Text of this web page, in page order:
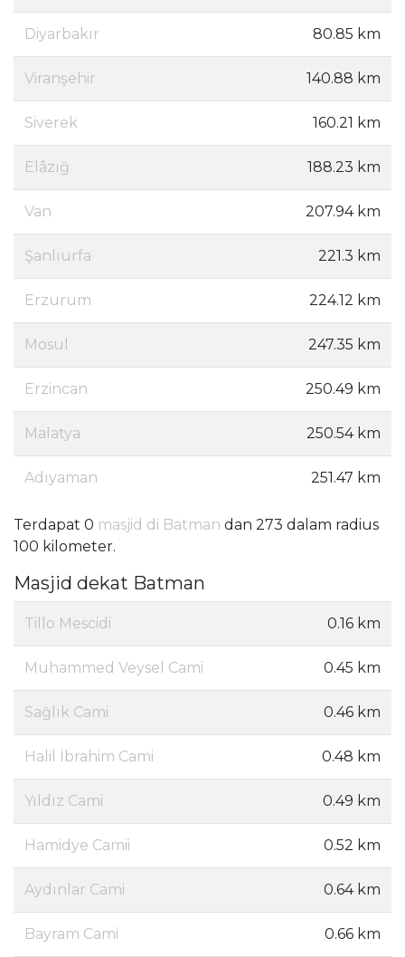
Diyarbakır 80.85 km
Viranşehir 140.88 km
Siverek 160.21 km
Elâzığ 188.23 km
Van 207.94 km
Şanlıurfa 221.3 km
Erzurum 224.12 km
Mosul 247.35 km
Erzincan 250.49 km
Malatya 250.54 km
Adıyaman 251.47 km
Terdapat 0 masjid di Batman dan 273 dalam radius
100 kilometer.
Masjid dekat Batman
Tillo Mescidi 0.16 km
Muhammed Veysel Cami 0.45 km
Sağlık Cami 0.46 km
Halil İbrahim Cami 0.48 km
Yıldız Cami 0.49 km
Hamidye Camii 0.52 km
Aydınlar Cami 0.64 km
Bayram Cami 0.66 km